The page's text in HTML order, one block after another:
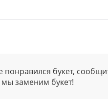
понравился букет,
заменим букет!